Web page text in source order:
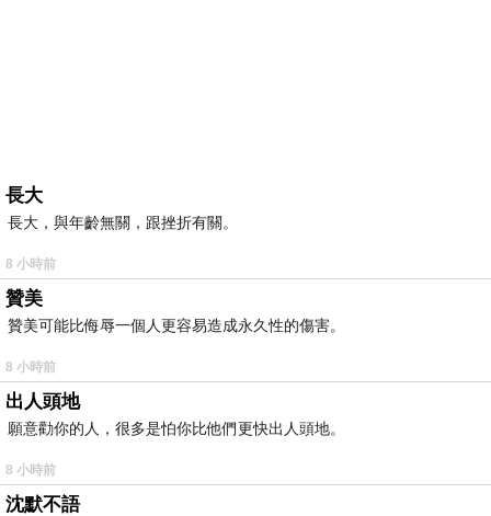
長大
長大，與年齡無關，跟挫折有關。
8 小時前
贊美
贊美可能比侮辱一個人更容易造成永久性的傷害。
8 小時前
出人頭地
願意勸你的人，很多是怕你比他們更快出人頭地。
8 小時前
沈默不語